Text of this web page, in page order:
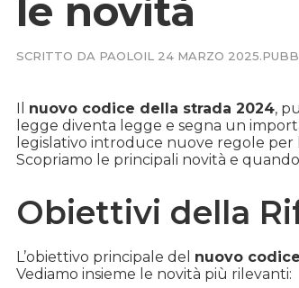
le novità
SCRITTO DA PAOLOIL 24 MARZO 2025.
Il nuovo codice della strada 2024,
legge diventa legge e segna un
legislativo introduce nuove regole per
Scopriamo le principali novità e
Obiettivi della
L’obiettivo principale del nuovo
Vediamo insieme le novità più rilevanti: